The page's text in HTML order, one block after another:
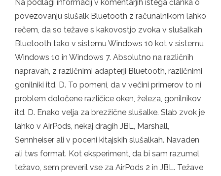
Na podlagi informacij v komentarjih istega članka o
povezovanju slušalk Bluetooth z računalnikom lahko
rečem, da so težave s kakovostjo zvoka v slušalkah
Bluetooth tako v sistemu Windows 10 kot v sistemu
Windows 10 in Windows 7. Absolutno na različnih
napravah, z različnimi adapterji Bluetooth, različnimi
gonilniki itd. D. To pomeni, da v večini primerov to ni
problem določene različice oken, železa, gonilnikov
itd. D. Enako velja za brezžične slušalke. Slab zvok je
lahko v AirPods, nekaj dragih JBL, Marshall,
Sennheiser ali v poceni kitajskih slušalkah. Navaden
ali tws format. Kot eksperiment, da bi sam razumel
težavo, sem preveril vse za AirPods 2 in JBL. Težave